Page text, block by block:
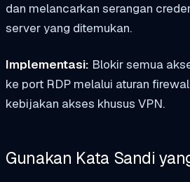
dan melancarkan serangan
server yang ditemukan.
Implementasi: Blokir semua
ke port RDP melalui aturan
kebijakan akses khusus VPN.
Gunakan Kata Sandi